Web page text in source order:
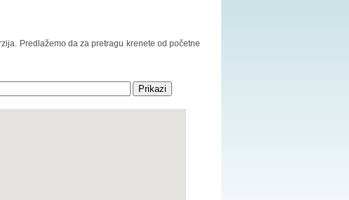
Predlažemo da za pretragu krenete od početne